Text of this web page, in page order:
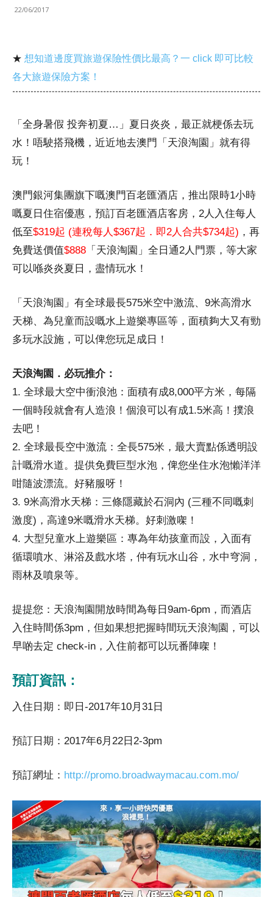
22/06/2017
★ 想知道邊度買旅遊保險性價比最高？一 click 即可比較
各大旅遊保險方案！
「全身暑假 投奔初夏…」夏日炎炎，最正就梗係去玩
水！唔駛搭飛機，近近地去澳門「天浪淘園」就有得
玩！
澳門銀河集團旗下嘅澳門百老匯酒店，推出限時1小時
嘅夏日住宿優惠，預訂百老匯酒店客房，2人入住每人
低至$319起 (連稅每人$367起．即2人合共$734起) ，再
免費送價值$888 「天浪淘園」全日通2人門票，等大家
可以喺炎炎夏日，盡情玩水！
「天浪淘園」有全球最長575米空中激流、9米高滑水
天梯、為兒童而設嘅水上遊樂專區等，面積夠大又有勁
多玩水設施，可以俾您玩足成日！
天浪淘園．必玩推介：
1. 全球最大空中衝浪池：面積有成8,000平方米，每隔
一個時段就會有人造浪！個浪可以有成1.5米高！撲浪
去吧！
2. 全球最長空中激流：全長575米，最大賣點係透明設
計嘅滑水道。提供免費巨型水泡，俾您坐住水泡懶洋洋
咁隨波漂流。好豬服呀！
3. 9米高滑水天梯：三條隱藏於石洞內 (三種不同嘅刺
激度)，高達9米嘅滑水天梯。好刺激㗎！
4. 大型兒童水上遊樂區：專為年幼孩童而設，入面有
循環噴水、淋浴及戲水塔，仲有玩水山谷，水中穹洞，
雨林及噴泉等。
提提您：天浪淘園開放時間為每日9am-6pm，而酒店
入住時間係3pm，但如果想把握時間玩天浪淘園，可以
早啲去定 check-in，入住前都可以玩番陣㗎！
預訂資訊：
入住日期：即日-2017年10月31日
預訂日期：2017年6月22日2-3pm
預訂網址： http://promo.broadwaymacau.com.mo/